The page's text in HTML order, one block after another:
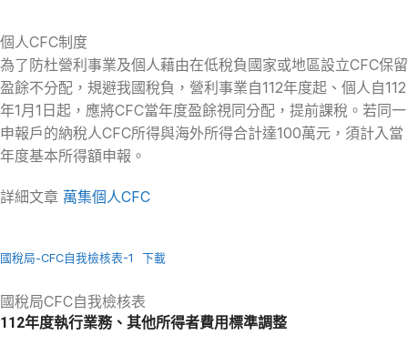
個人CFC制度
為了防杜營利事業及個人藉由在低稅負國家或地區設立CFC保留
盈餘不分配，規避我國稅負，營利事業自112年度起、個人自112
年1月1日起，應將CFC當年度盈餘視同分配，提前課稅。若同一
申報戶的納稅人CFC所得與海外所得合計達100萬元，須計入當
年度基本所得額申報。
詳細文章 萬集個人CFC
國稅局-CFC自我檢核表-1 下載
國稅局CFC自我檢核表
112年度執行業務、其他所得者費用標準調整